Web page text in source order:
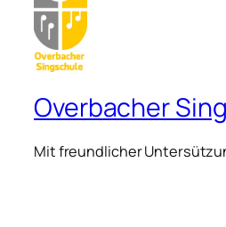
Overbacher
Mit freundlicher